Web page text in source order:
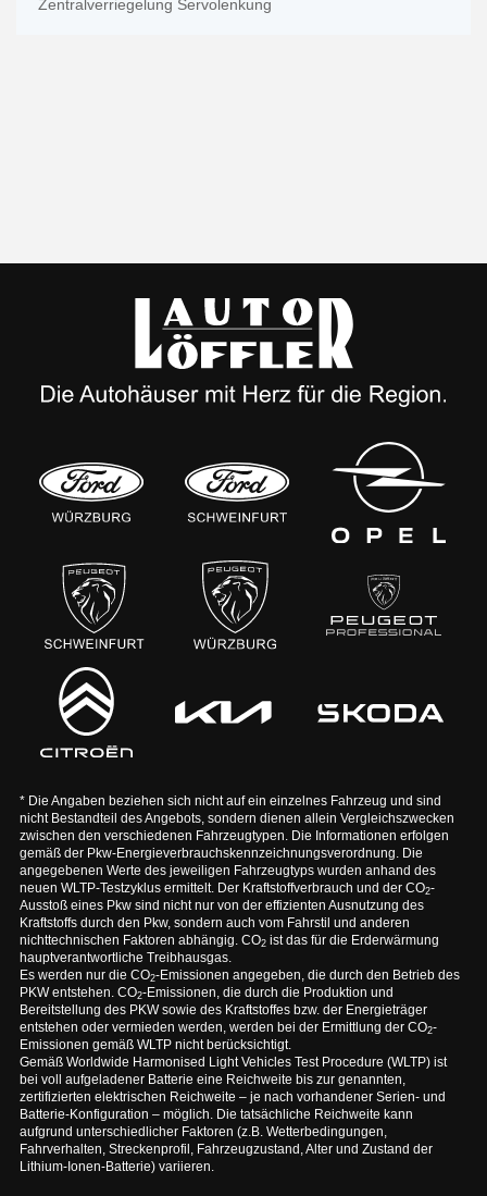
Zentralverriegelung Servolenkung
* Die Angaben beziehen sich nicht auf ein einzelnes Fahrzeug und sind
nicht Bestandteil des Angebots, sondern dienen allein Vergleichszwecken
zwischen den verschiedenen Fahrzeugtypen. Die Informationen erfolgen
gemäß der Pkw-Energieverbrauchskennzeichnungsverordnung. Die
angegebenen Werte des jeweiligen Fahrzeugtyps wurden anhand des
neuen WLTP-Testzyklus ermittelt. Der Kraftstoffverbrauch und der CO2-
Ausstoß eines Pkw sind nicht nur von der effizienten Ausnutzung des
Kraftstoffs durch den Pkw, sondern auch vom Fahrstil und anderen
nichttechnischen Faktoren abhängig. CO2ist das für die Erderwärmung
hauptverantwortliche Treibhausgas.
Es werden nur die CO2-Emissionen angegeben, die durch den Betrieb des
PKW entstehen. CO2-Emissionen, die durch die Produktion und
Bereitstellung des PKW sowie des Kraftstoffes bzw. der Energieträger
entstehen oder vermieden werden, werden bei der Ermittlung der CO2-
Emissionen gemäß WLTP nicht berücksichtigt.
Gemäß Worldwide Harmonised Light Vehicles Test Procedure (WLTP) ist
bei voll aufgeladener Batterie eine Reichweite bis zur genannten,
zertifizierten elektrischen Reichweite – je nach vorhandener Serien- und
Batterie-Konfiguration – möglich. Die tatsächliche Reichweite kann
aufgrund unterschiedlicher Faktoren (z.B. Wetterbedingungen,
Fahrverhalten, Streckenprofil, Fahrzeugzustand, Alter und Zustand der
Lithium-Ionen-Batterie) variieren.